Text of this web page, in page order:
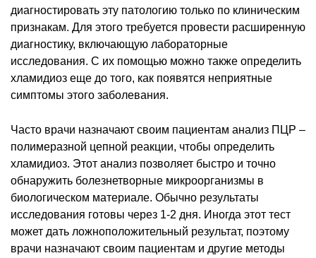
диагностировать эту патологию только по клиническим
признакам. Для этого требуется провести расширенную
диагностику, включающую лабораторные
исследования. С их помощью можно также определить
хламидиоз еще до того, как появятся неприятные
симптомы этого заболевания.
Часто врачи назначают своим пациентам анализ ПЦР –
полимеразной цепной реакции, чтобы определить
хламидиоз. Этот анализ позволяет быстро и точно
обнаружить болезнетворные микроорганизмы в
биологическом материале. Обычно результаты
исследования готовы через 1-2 дня. Иногда этот тест
может дать ложноположительный результат, поэтому
врачи назначают своим пациентам и другие методы